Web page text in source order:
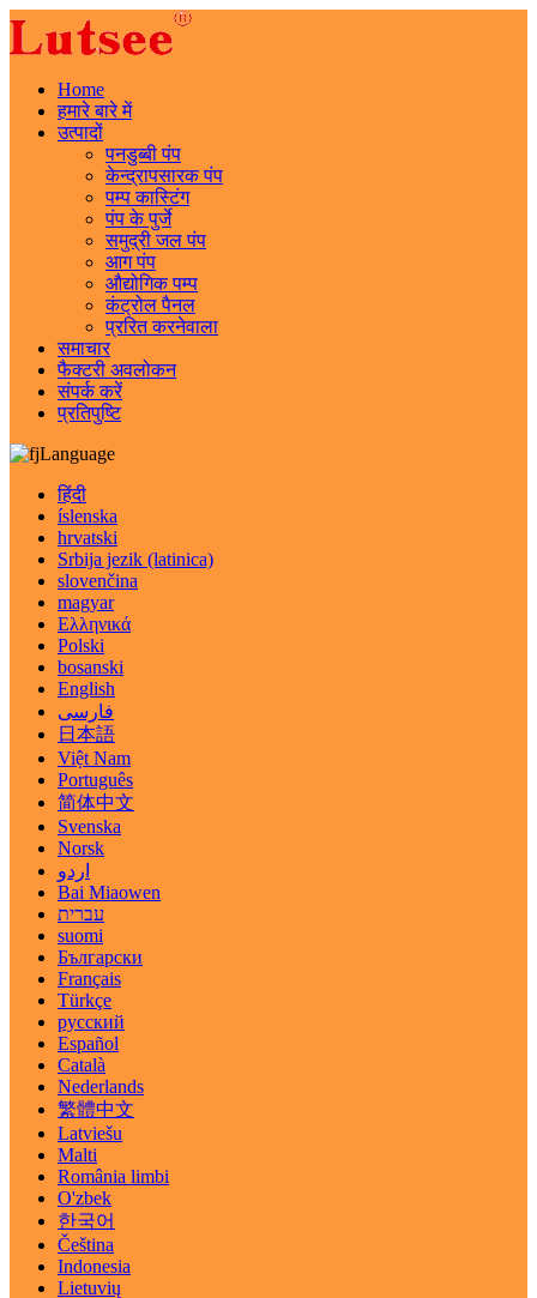
Home
हमारे बारे में
उत्पादों
पनडुब्बी पंप
केन्द्रापसारक पंप
पम्प कास्टिंग
पंप के पुर्जे
समुद्री जल पंप
आग पंप
औद्योगिक पम्प
कंट्रोल पैनल
प्ररित करनेवाला
समाचार
फैक्टरी अवलोकन
संपर्क करें
प्रतिपुष्टि
Language
हिंदी
íslenska
hrvatski
Srbija jezik (latinica)
slovenčina
magyar
Ελληνικά
Polski
bosanski
English
فارسی
日本語
Việt Nam
Português
简体中文
Svenska
Norsk
اردو
Bai Miaowen
עברית
suomi
Български
Français
Türkçe
русский
Español
Català
Nederlands
繁體中文
Latviešu
Malti
România limbi
O'zbek
한국어
Čeština
Indonesia
Lietuvių